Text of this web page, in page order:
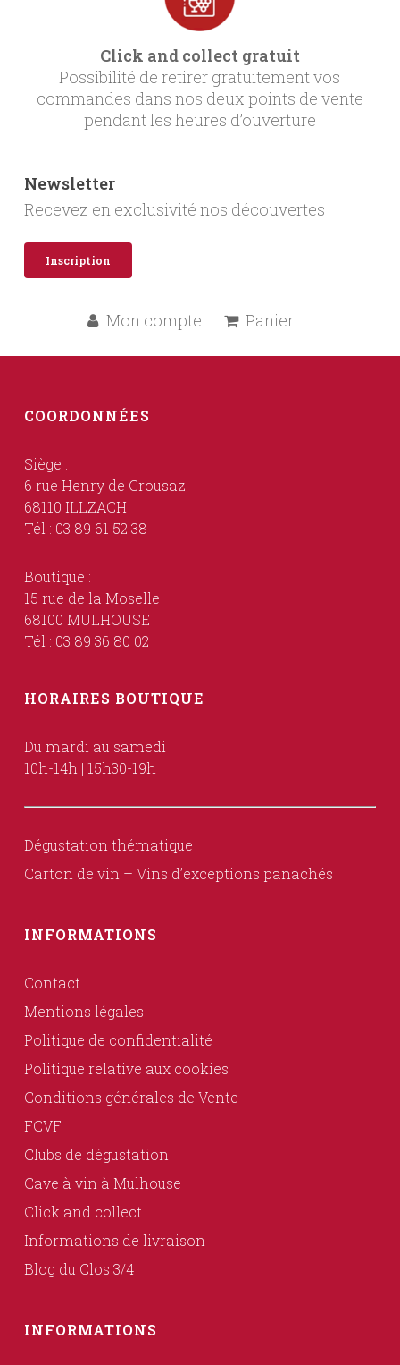
Click and collect gratuit
Possibilité de retirer gratuitement vos
commandes dans nos deux points de vente
pendant les heures d’ouverture
Newsletter
Recevez en exclusivité nos découvertes
Inscription
Mon compte Panier
COORDONNÉES
Siège :
6 rue Henry de Crousaz
68110 ILLZACH
Tél : 03 89 61 52 38
Boutique :
15 rue de la Moselle
68100 MULHOUSE
Tél : 03 89 36 80 02
HORAIRES BOUTIQUE
Du mardi au samedi :
10h-14h | 15h30-19h
Dégustation thématique
Carton de vin – Vins d’exceptions panachés
INFORMATIONS
Contact
Mentions légales
Politique de confidentialité
Politique relative aux cookies
Conditions générales de Vente
FCVF
Clubs de dégustation
Cave à vin à Mulhouse
Click and collect
Informations de livraison
Blog du Clos 3/4
INFORMATIONS